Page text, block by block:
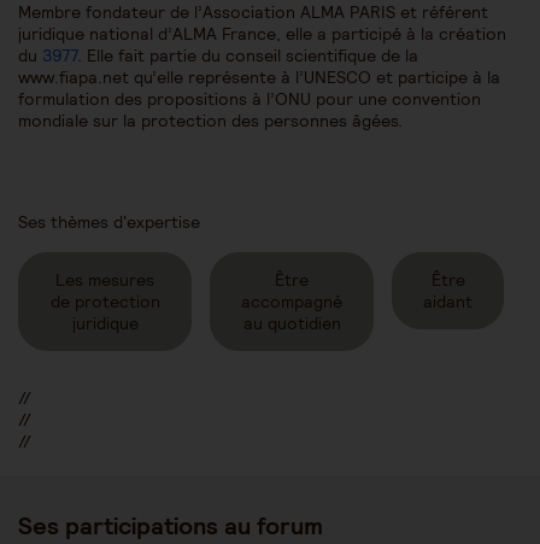
Membre fondateur de l’Association ALMA PARIS et référent
juridique national d’ALMA France, elle a participé à la création
du 3977. Elle fait partie du conseil scientifique de la
www.fiapa.net qu’elle représente à l’UNESCO et participe à la
formulation des propositions à l’ONU pour une convention
mondiale sur la protection des personnes âgées.
Ses thèmes d'expertise
Les mesures
de protection
juridique
Être
accompagné
au quotidien
Être
aidant
//
//
//
Ses participations au forum